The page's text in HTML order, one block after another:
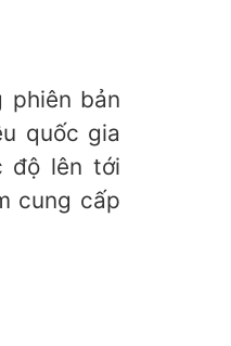
phiên bản
quốc gia
độ lên tới
cung cấp